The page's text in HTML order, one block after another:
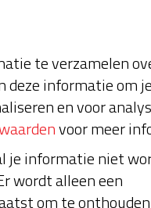
15
te verzamelen
deze informatie om je
en voor
voor meer
je informatie niet
wordt alleen een
om te